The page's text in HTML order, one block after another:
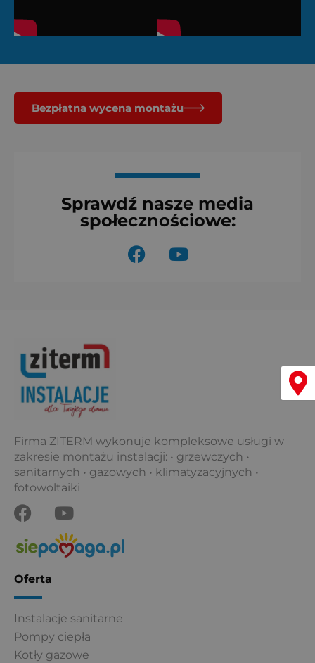
Bezpłatna wycena montażu
Sprawdź nasze media
społecznościowe:
F
a
Y
o
Firma ZITERM wykonuje kompleksowe usługi w
zakresie montażu instalacji: • grzewczych •
sanitarnych • gazowych • klimatyzacyjnych •
fotowoltaiki
F
a
c
e
b
o
k
Y
o
u
t
Oferta
Instalacje sanitarne
Pompy ciepła
Kotły gazowe
Menu